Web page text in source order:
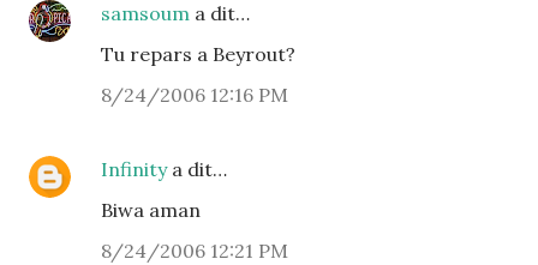
samsoum a dit…
Tu repars a Beyrout?
8/24/2006 12:16 PM
Infinitya dit…
Biwa aman
8/24/2006 12:21 PM